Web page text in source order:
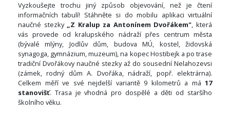
Vyzkoušejte trochu jiný způsob objevování, než je čtení
informačních tabulí! Stáhněte si do mobilu aplikaci virtuální
naučné stezky „Z Kralup za Antonínem Dvořákem", která
vás provede od kralupského nádraží přes centrum města
(bývalé mlýny, Jodlův dům, budova MÚ, kostel, židovská
synagoga, gymnázium, muzeum), na kopec Hostibejk a po trase
tradiční Dvořákovy naučné stezky až do sousední Nelahozevsi
(zámek, rodný dům A. Dvořáka, nádraží, popř. elektrárna).
Celkem měří ve své nejdelší variantě 9 kilometrů a má 17
stanovišť. Trasa je vhodná pro dospělé a děti od staršího
školního věku.